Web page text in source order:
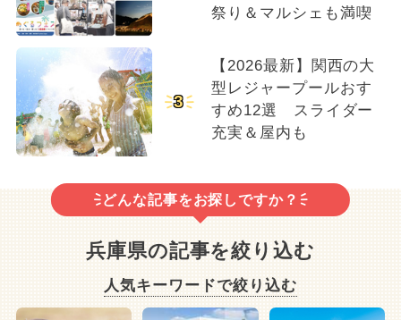
祭り＆マルシェも満喫
3
【2026最新】関西の大
型レジャープールおす
すめ12選 スライダー
充実＆屋内も
どんな記事をお探しですか？
兵庫県の記事を絞り込む
人気キーワードで絞り込む